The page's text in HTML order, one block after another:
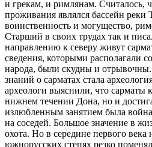
и грекам, и римлянам. Считалось,
проживания являлся бассейн
воинственность и могущество,
Старший в своих трудах так и
направлению к северу живут
сведения, которыми располагали
народа, были скудны и
знаний о сарматах стала
археологи выяснили, что сарматы
нижнем течении Дона, но и
излюбленным занятием была
на соседей. Большое значение в
охота. Но в середине первого века
южнорусских степях резко